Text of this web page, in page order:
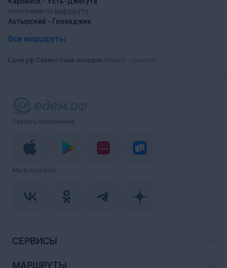
попутчики по маршруту
Ахтырский - Геленджик
Все маршруты
Едем.рф Совместные поездки
Скачать приложение
Мы в соцсетях
СЕРВИСЫ
МАРШРУТЫ